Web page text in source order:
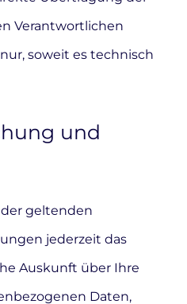
Verantwortlichen
soweit es technisch
und
geltenden
jederzeit das
Auskunft über Ihre
Daten,